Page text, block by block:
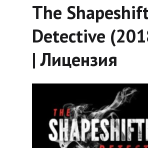
The
Detective
| Лицензия